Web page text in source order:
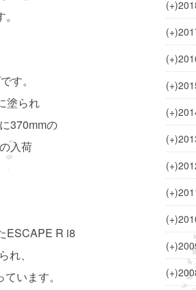
す。
塗られ
370mmの
入荷
ESCAPE R i8
、
います。
(+)
(+)
(+)
(+)
(+)
(+)
(+)
(+)
(+)
(+)
(+)